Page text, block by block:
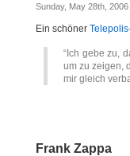
Sunday, May 28th, 2006
Ein schöner
“Ich gebe zu,
um zu zeigen,
mir gleich
Frank Zappa